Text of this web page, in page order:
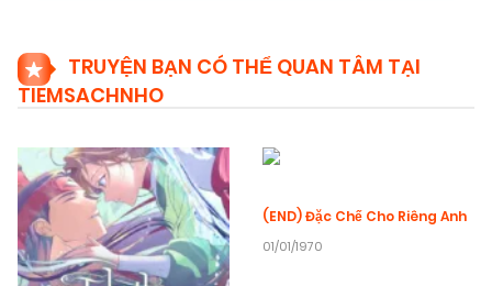
TRUYỆN BẠN CÓ THỂ QUAN TÂM TẠI
TIEMSACHNHO
(END) Đặc Chế Cho Riêng Anh
01/01/1970